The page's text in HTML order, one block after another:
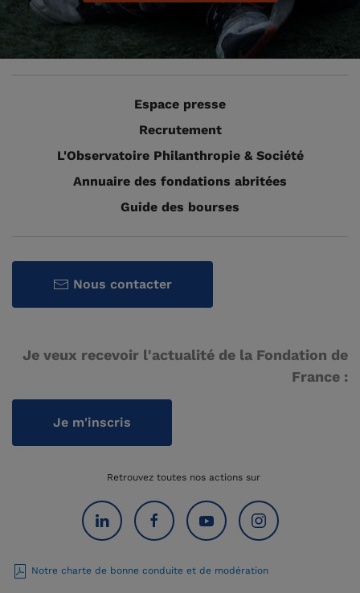
Espace presse
Recrutement
L'Observatoire Philanthropie & Société
Annuaire des fondations abritées
Guide des bourses
Nous contacter
Je veux recevoir l'actualité de la Fondation de
France :
Je m'inscris
Retrouvez toutes nos actions sur
Notre charte de bonne conduite et de modération